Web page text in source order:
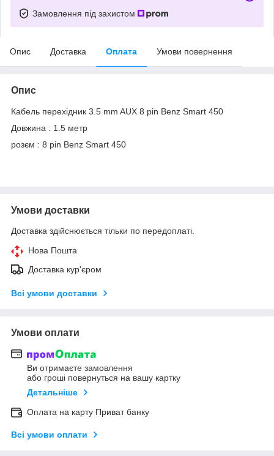
Замовлення під захистом
Опис Доставка Оплата Умови повернення
Опис
Кабель перехідник 3.5 mm AUX 8 pin Benz Smart 450
Довжина : 1.5 метр
розєм : 8 pin Benz Smart 450
Умови доставки
Доставка здійснюється тільки по передоплаті.
Нова Пошта
Доставка кур'єром
Всі умови доставки
Умови оплати
Ви отримаєте замовлення
або гроші повернуться на вашу картку
Детальніше
Оплата на карту Приват банку
Всі умови оплати